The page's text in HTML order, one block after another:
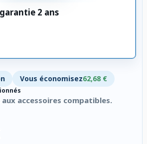
2 ans
Vous économisez62,68 €
aux accessoires compatibles.